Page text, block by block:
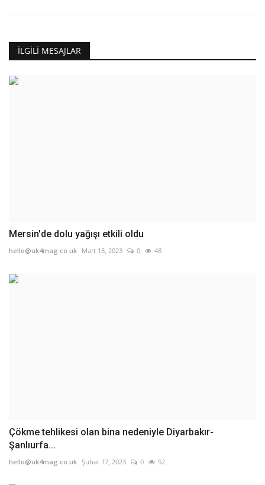
İLGILI MESAJLAR
Mersin'de dolu yağışı etkili oldu
hello@uk4mag.co.uk Mart 18, 2023 0 48
Çökme tehlikesi olan bina nedeniyle Diyarbakır-
Şanlıurfa...
hello@uk4mag.co.uk Şubat 17, 2023 0 52